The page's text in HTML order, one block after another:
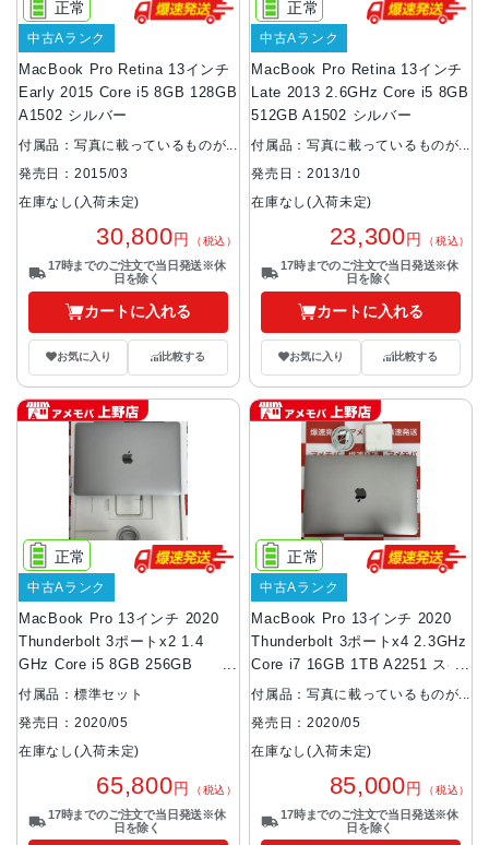
MacBook Pro Retina 13インチ
Early 2015 Core i5 8GB 128GB
A1502 シルバー
正常
中古Aランク
付属品：写真に載っているものが
全てです。
発売日：2015/03
在庫なし(入荷未定)
30,800円 （税込）
17時までのご注文で当日発送※休
日を除く
カートに入れる
お気に入り 比較する
MacBook Pro Retina 13インチ
Late 2013 2.6GHz Core i5 8GB
512GB A1502 シルバー
正常
中古Aランク
付属品：写真に載っているものが
全てです。
発売日：2013/10
在庫なし(入荷未定)
23,300円 （税込）
17時までのご注文で当日発送※休
日を除く
カートに入れる
お気に入り 比較する
MacBook Pro 13インチ 2020
Thunderbolt 3ポートx2 1.4
GHz Core i5 8GB 256GB
A2289 スペースグレイ
正常
中古Aランク
付属品：標準セット
発売日：2020/05
在庫なし(入荷未定)
65,800円 （税込）
17時までのご注文で当日発送※休
日を除く
MacBook Pro 13インチ 2020
Thunderbolt 3ポートx4 2.3GHz
Core i7 16GB 1TB A2251 スペ
ースグレイ
正常
中古Aランク
付属品：写真に載っているものが
全てです。
発売日：2020/05
在庫なし(入荷未定)
85,000円 （税込）
17時までのご注文で当日発送※休
日を除く